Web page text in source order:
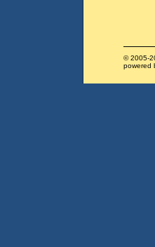
© 2005-
powered